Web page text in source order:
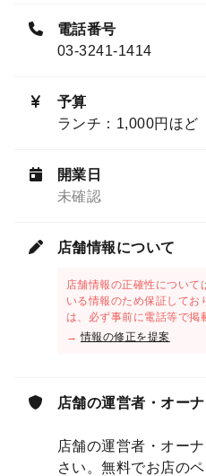
電話番号
03-3241-1414
予算
ランチ：1,000円ほど
開業日
未確認
店舗情報について
店舗情報の正確性について
いる情報のため保証してお
は、必ず事前に電話等で掲
→情報の修正を提案
店舗の運営者・オー
店舗の運営者・オー
さい。無料でお店の